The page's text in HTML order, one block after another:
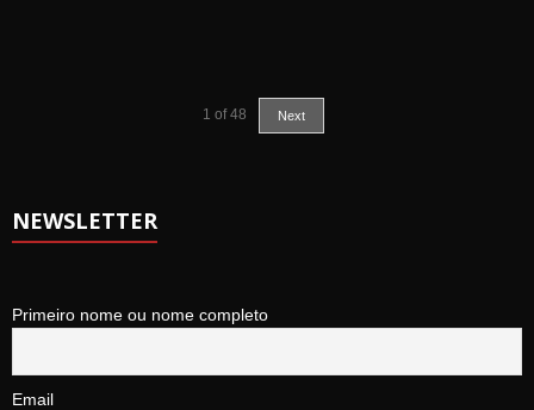
1 of 48 Next
NEWSLETTER
Primeiro nome ou nome completo
Email